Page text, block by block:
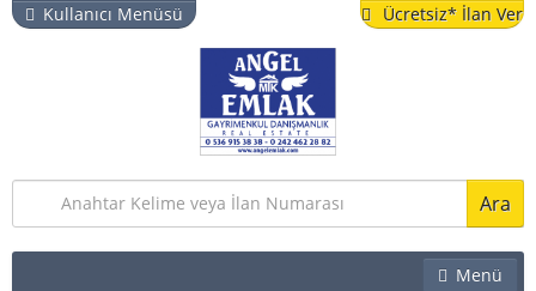
Kullanıcı Menüsü Ücretsiz* İlan Ver
Ara
Menü